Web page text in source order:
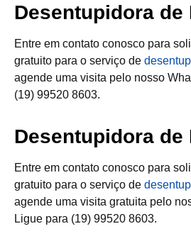
Desentupidora de
Entre em contato conosco para
gratuito para o serviço de
agende uma visita pelo nosso
(19) 99520 8603.
Desentupidora de
Entre em contato conosco para
gratuito para o serviço de
agende uma visita gratuita pelo
Ligue para (19) 99520 8603.